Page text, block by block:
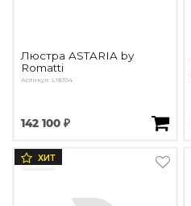
Люстра ASTARIA by
Romatti
Артикул: L18394
142 100 ₽
ХИТ